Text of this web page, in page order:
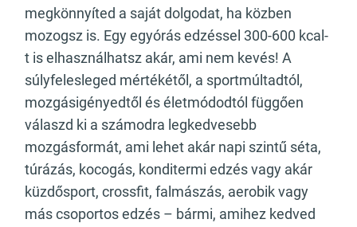
megkönnyíted a saját dolgodat, ha közben
mozogsz is. Egy egyórás edzéssel 300-600 kcal-
t is elhasználhatsz akár, ami nem kevés! A
súlyfelesleged mértékétől, a sportmúltadtól,
mozgásigényedtől és életmódodtól függően
válaszd ki a számodra legkedvesebb
mozgásformát, ami lehet akár napi szintű séta,
túrázás, kocogás, konditermi edzés vagy akár
küzdősport, crossfit, falmászás, aerobik vagy
más csoportos edzés – bármi, amihez kedved